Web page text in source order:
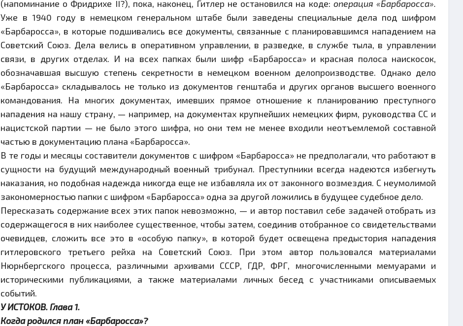
(напоминание о Фридрихе II?), пока, наконец, Гитлер не остановился на коде: операция «Барбаросса».
Уже в 1940 году в немецком генеральном штабе были заведены специальные дела под шифром
«Барбаросса», в которые подшивались все документы, связанные с планировавшимся нападением на
Советский Союз. Дела велись в оперативном управлении, в разведке, в службе тыла, в управлении
связи, в других отделах. И на всех папках были шифр «Барбаросса» и красная полоса наискосок,
обозначавшая высшую степень секретности в немецком военном делопроизводстве. Однако дело
«Барбаросса» складывалось не только из документов генштаба и других органов высшего военного
командования. На многих документах, имевших прямое отношение к планированию преступного
нападения на нашу страну, — например, на документах крупнейших немецких фирм, руководства СС и
нацистской партии — не было этого шифра, но они тем не менее входили неотъемлемой составной
частью в документацию плана «Барбаросса».
В те годы и месяцы составители документов с шифром «Барбаросса» не предполагали, что работают в
сущности на будущий международный военный трибунал. Преступники всегда надеются избегнуть
наказания, но подобная надежда никогда еще не избавляла их от законного возмездия. С неумолимой
закономерностью папки с шифром «Барбаросса» одна за другой ложились в будущее судебное дело.
Пересказать содержание всех этих папок невозможно, — и автор поставил себе задачей отобрать из
содержащегося в них наиболее существенное, чтобы затем, соединив отобранное со свидетельствами
очевидцев, сложить все это в «особую папку», в которой будет освещена предыстория нападения
гитлеровского третьего рейха на Советский Союз. При этом автор пользовался материалами
Нюрнбергского процесса, различными архивами СССР, ГДР, ФРГ, многочисленными мемуарами и
историческими публикациями, а также материалами личных бесед с участниками описываемых
событий.
У ИСТОКОВ. Глава 1.
Когда родился план «Барбаросса»?